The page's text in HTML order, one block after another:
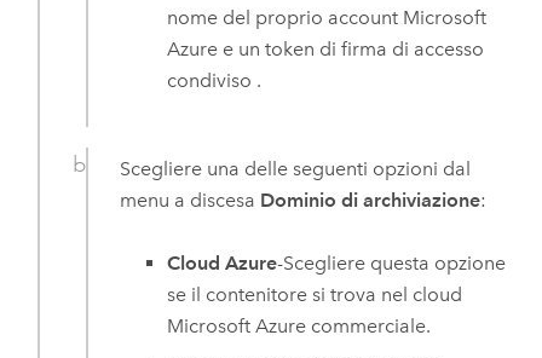
nome del proprio account Microsoft
Azure e un token di firma di accesso
condiviso .
Scegliere una delle seguenti opzioni dal
menu a discesa Dominio di archiviazione:
Cloud Azure-Scegliere questa opzione
se il contenitore si trova nel cloud
Microsoft Azure commerciale.